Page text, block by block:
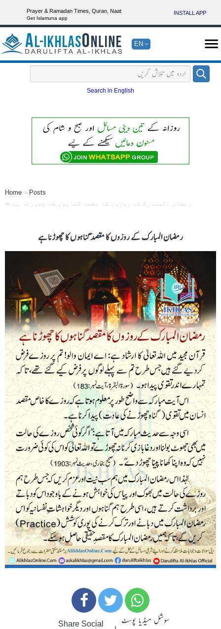
Prayer & Ramadan Times, Quran, Naat
Get Islamuna app
INSTALL APP
EN
Search in English
Home
Posts
رمضان المبارک کے روزوں کا مقصد گناہوں کا چھوڑنا ہے
رمضان المبارک کے روزوں کا مقصد گناہوں کا چھوڑنا ہے
Share Social
سوشل میڈیا پوسٹ